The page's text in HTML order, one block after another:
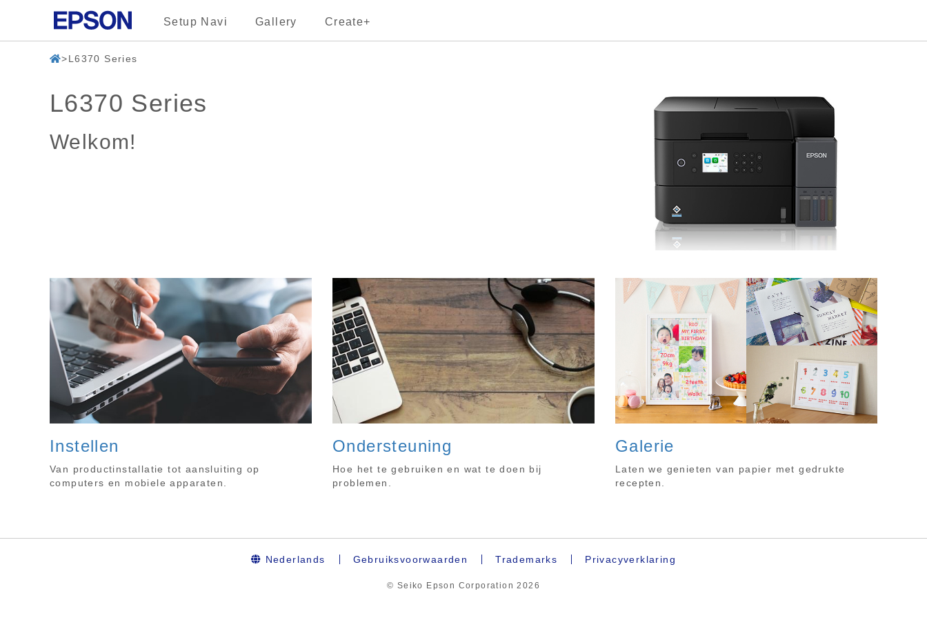
Setup Navi Gallery Create+
L6370 Series
L6370 Series
Welkom!
Instellen
Van productinstallatie tot aansluiting op
computers en mobiele apparaten.
Ondersteuning
Hoe het te gebruiken en wat te doen bij
problemen.
Galerie
Laten we genieten van papier met gedrukte
recepten.
Nederlands Gebruiksvoorwaarden Trademarks Privacyverklaring
© Seiko Epson Corporation2026